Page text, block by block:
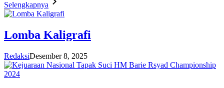
Selengkapnya
Lomba Kaligrafi
RedaksiDesember 8, 2025